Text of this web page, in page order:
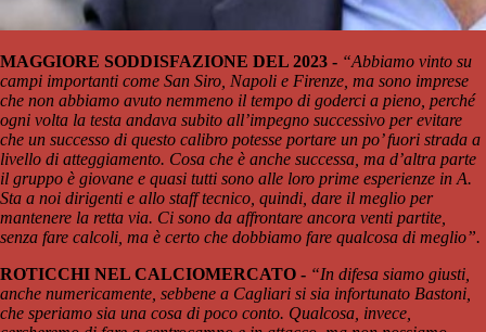
MAGGIORE SODDISFAZIONE DEL 2023 - “Abbiamo vinto su
campi importanti come San Siro, Napoli e Firenze, ma sono imprese
che non abbiamo avuto nemmeno il tempo di goderci a pieno, perché
ogni volta la testa andava subito all’impegno successivo per evitare
che un successo di questo calibro potesse portare un po’ fuori strada a
livello di atteggiamento. Cosa che è anche successa, ma d’altra parte
il gruppo è giovane e quasi tutti sono alle loro prime esperienze in A.
Sta a noi dirigenti e allo staff tecnico, quindi, dare il meglio per
mantenere la retta via. Ci sono da affrontare ancora venti partite,
senza fare calcoli, ma è certo che dobbiamo fare qualcosa di meglio”.
ROTICCHI NEL CALCIOMERCATO - “In difesa siamo giusti,
anche numericamente, sebbene a Cagliari si sia infortunato Bastoni,
che speriamo sia una cosa di poco conto. Qualcosa, invece,